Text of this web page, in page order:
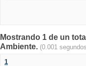
Mostrando 1 de un
Ambiente. (0.001
1